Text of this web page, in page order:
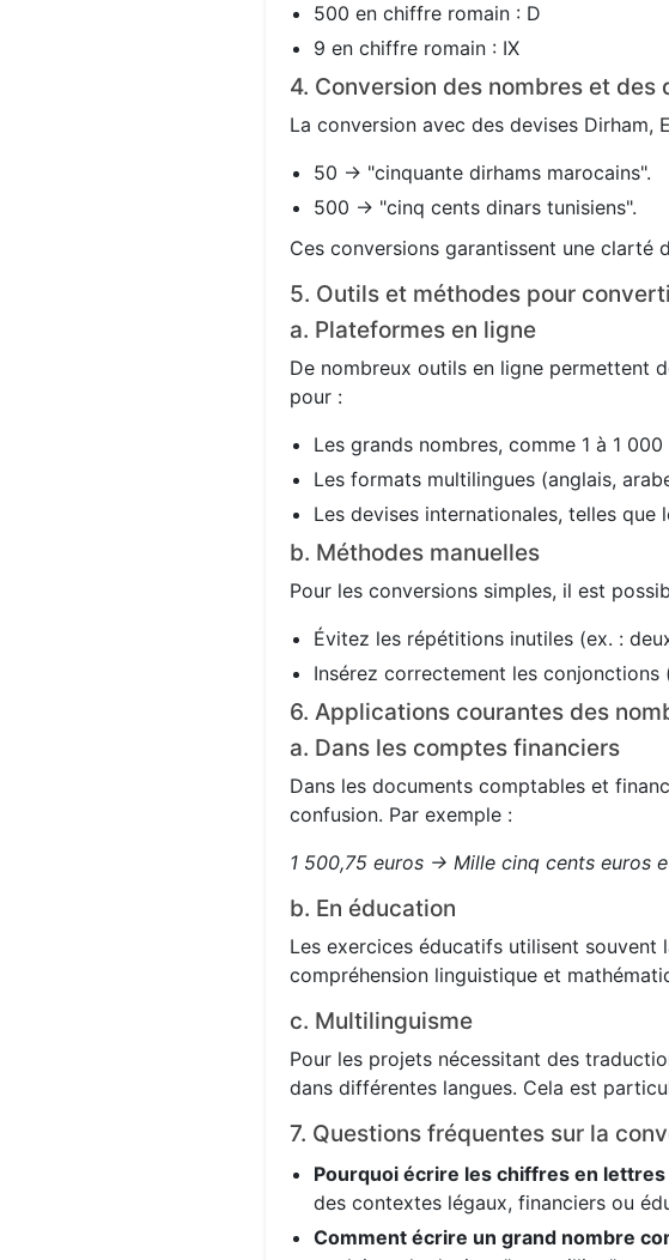
500 en chiffre romain : D
9 en chiffre romain : IX
4. Conversion des nombres et des
La conversion avec des devises Dirham,
50 → "cinquante dirhams marocains".
500 → "cinq cents dinars tunisiens".
Ces conversions garantissent une clarté
5. Outils et méthodes pour
a. Plateformes en ligne
De nombreux outils en ligne permettent
pour :
Les grands nombres, comme 1 à 1 000
Les formats multilingues (anglais,
Les devises internationales, telles que
b. Méthodes manuelles
Pour les conversions simples, il est
Évitez les répétitions inutiles (ex. :
Insérez correctement les conjonctions
6. Applications courantes des
a. Dans les comptes financiers
Dans les documents comptables et
confusion. Par exemple :
1 500,75 euros → Mille cinq cents euros
b. En éducation
Les exercices éducatifs utilisent
compréhension linguistique et
c. Multilinguisme
Pour les projets nécessitant des
dans différentes langues. Cela est
7. Questions fréquentes sur la
Pourquoi écrire les chiffres en lettres
des contextes légaux, financiers ou
Comment écrire un grand nombre